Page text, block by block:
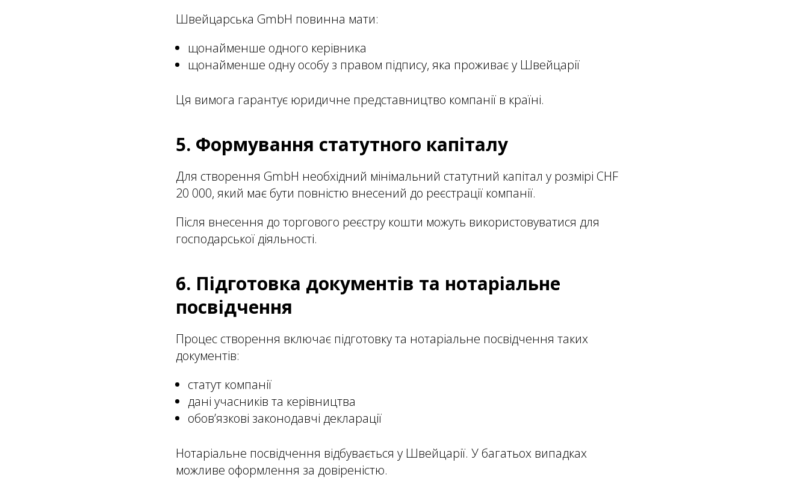
Швейцарська GmbH повинна мати:
щонайменше одного керівника
щонайменше одну особу з правом підпису, яка проживає у Швейцарії
Ця вимога гарантує юридичне представництво компанії в країні.
5. Формування статутного капіталу
Для створення GmbH необхідний мінімальний статутний капітал у розмірі CHF
20 000, який має бути повністю внесений до реєстрації компанії.
Після внесення до торгового реєстру кошти можуть використовуватися для
господарської діяльності.
6. Підготовка документів та нотаріальне
посвідчення
Процес створення включає підготовку та нотаріальне посвідчення таких
документів:
статут компанії
дані учасників та керівництва
обов’язкові законодавчі декларації
Нотаріальне посвідчення відбувається у Швейцарії. У багатьох випадках
можливе оформлення за довіреністю.